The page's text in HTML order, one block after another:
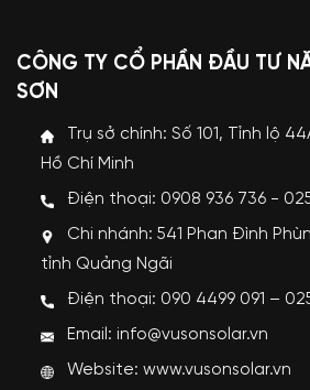
CÔNG TY CỔ PHẦN ĐẦU TƯ
SƠN
Trụ sở chính: Số 101, Tỉnh lộ
Hồ Chí Minh
Điện thoại: 0908 936 736 -
Chi nhánh: 541 Phan Đình
tỉnh Quảng Ngãi
Điện thoại: 090 4499 091 –
Email: info@vusonsolar.vn
Website:www.vusonsolar.vn